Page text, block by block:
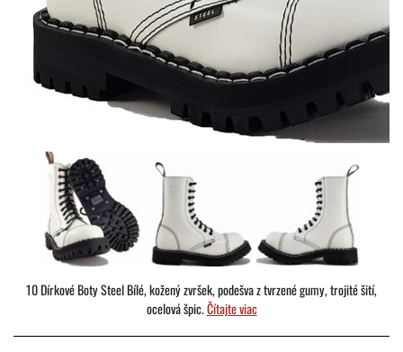
10 Dírkové Boty Steel Bílé, kožený zvršek, podešva z tvrzené gumy, trojité šití,
ocelová špic.Čítajte viac